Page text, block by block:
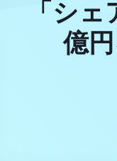
「シ
億